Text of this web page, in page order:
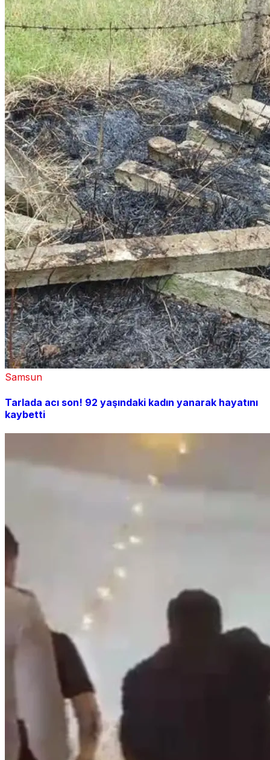
Samsun
Tarlada acı son! 92 yaşındaki kadın yanarak hayatını
kaybetti